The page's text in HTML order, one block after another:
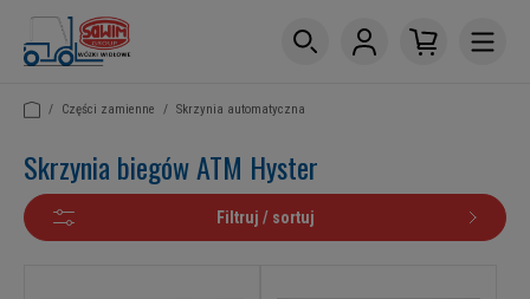
/ Części zamienne / Skrzynia automatyczna
Skrzynia biegów ATM Hyster
Filtruj / sortuj